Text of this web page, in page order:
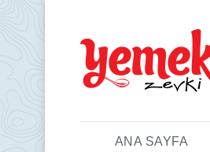
ANA SAYFA